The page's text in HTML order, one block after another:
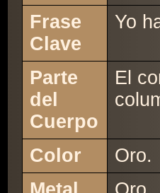
Frase
Clave
Yo
Parte
del
Cuerpo
El
Color
Oro.